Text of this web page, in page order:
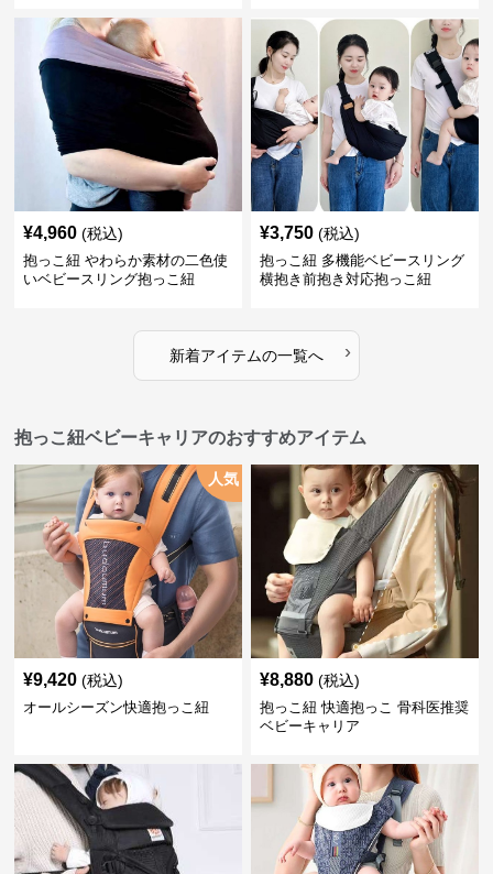
¥4,960 (税込)
抱っこ紐 やわらか素材の二色使
いベビースリング抱っこ紐
¥3,750 (税込)
抱っこ紐 多機能ベビースリング
横抱き前抱き対応抱っこ紐
新着アイテムの一覧へ ›
抱っこ紐ベビーキャリアのおすすめアイテム
人気
¥9,420 (税込)
オールシーズン快適抱っこ紐
¥8,880 (税込)
抱っこ紐 快適抱っこ 骨科医推奨
ベビーキャリア